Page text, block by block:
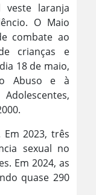
laranja
O Maio
combate ao
crianças e
18 de maio,
Abuso e à
2023, três
sexual no
Em 2024, as
quase 290